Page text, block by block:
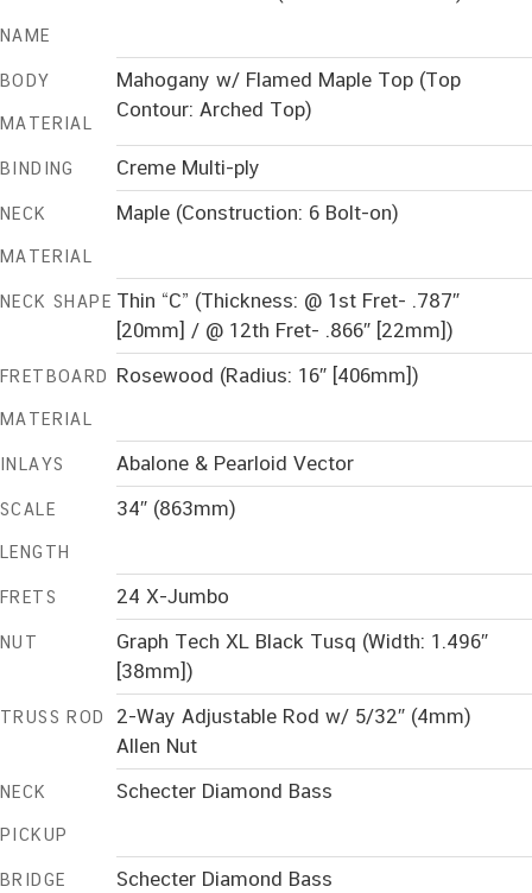
NAME
BODY
MATERIAL
Mahogany w/ Flamed Maple Top (Top
Contour: Arched Top)
BINDING Creme Multi-ply
NECK
MATERIAL
Maple (Construction: 6 Bolt-on)
NECK SHAPE Thin “C” (Thickness: @ 1st Fret- .787″
[20mm] / @ 12th Fret- .866″ [22mm])
FRETBOARD
MATERIAL
Rosewood (Radius: 16″ [406mm])
INLAYS Abalone & Pearloid Vector
SCALE
LENGTH
34″ (863mm)
FRETS 24 X-Jumbo
NUT
Graph Tech XL Black Tusq (Width: 1.496″
[38mm])
TRUSS ROD
2-Way Adjustable Rod w/ 5/32″ (4mm)
Allen Nut
NECK
PICKUP
Schecter Diamond Bass
BRIDGE Schecter Diamond Bass